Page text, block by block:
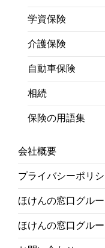
学資保険
介護保険
自動車保険
相続
保険の用語集
会社概要
プライバシーポリ
ほけんの窓口グル
ほけんの窓口グル